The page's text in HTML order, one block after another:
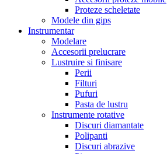
Proteze scheletate
Modele din gips
Instrumentar
Modelare
Accesorii prelucrare
Lustruire si finisare
Perii
Filturi
Pufuri
Pasta de lustru
Instrumente rotative
Discuri diamantate
Polipanti
Discuri abrazive